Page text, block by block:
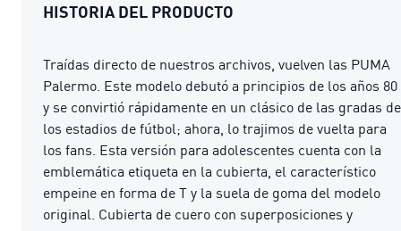
HISTORIA DEL PRODUCTO
Traídas directo de nuestros archivos, vuelven las PUMA
Palermo. Este modelo debutó a principios de los años 80
y se convirtió rápidamente en un clásico de las gradas de
los estadios de fútbol; ahora, lo trajimos de vuelta para
los fans. Esta versión para adolescentes cuenta con la
emblemática etiqueta en la cubierta, el característico
empeine en forma de T y la suela de goma del modelo
original. Cubierta de cuero con superposiciones y